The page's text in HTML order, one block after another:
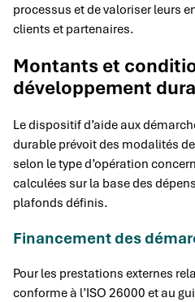
processus et de valoriser leurs
clients et partenaires.
Montants et
développement
Le dispositif d’aide aux
durable prévoit des modalités
selon le type d’opération
calculées sur la base des
plafonds définis.
Financement des
Pour les prestations externes
conforme à l’ISO 26000 et au